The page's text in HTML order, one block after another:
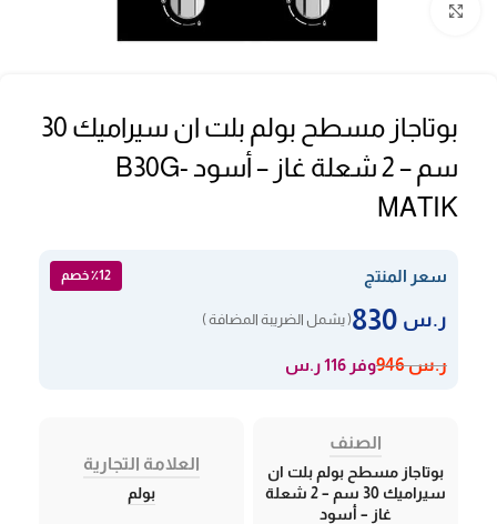
Click to enlarge
بوتاجاز مسطح بولم بلت ان سيراميك 30
سم – 2 شعلة غاز – أسود B30G-
MATIK
سعر المنتج ٪12 خصم
ر.س ( يشمل الضريبة المضافة )
ر.س946 وفر 116 ر.س
الصنف
بوتاجاز مسطح بولم بلت ان
سيراميك 30 سم – 2 شعلة
غاز – أسود
العلامة التجارية
بولم